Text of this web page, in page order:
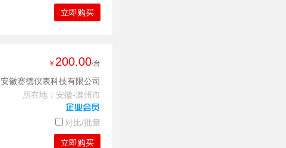
立即购买
￥ 200.00/台
安徽赛德仪表科技有限公司
所在地：安徽-滁州市
对比/批量
立即购买